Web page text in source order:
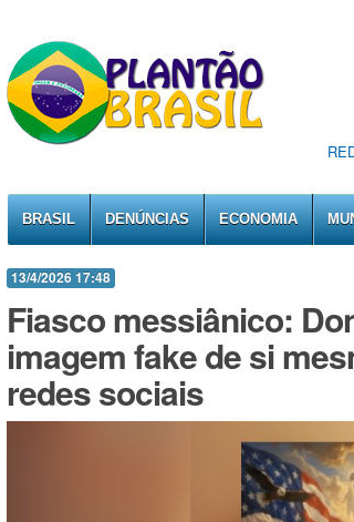
BRASIL DENÚNCIAS ECONOMIA
13/4/2026 17:48
Fiasco messiânico:
imagem fake de si
redes sociais